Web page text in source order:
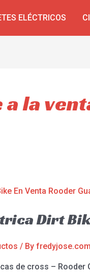
ELÉCTRICOS
la
Dirt
/ By fredyjose.com
de cross – Rooder